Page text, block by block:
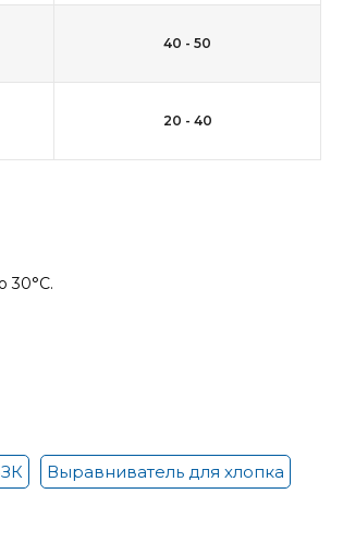
40 - 50
20 - 40
30°С.
Выравниватель для хлопка